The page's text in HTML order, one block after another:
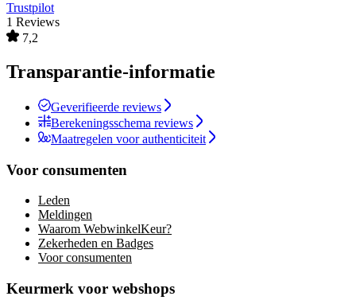
Trustpilot
1 Reviews
7,2
Transparantie-informatie
Geverifieerde reviews
Berekeningsschema reviews
Maatregelen voor authenticiteit
Voor consumenten
Leden
Meldingen
Waarom WebwinkelKeur?
Zekerheden en Badges
Voor consumenten
Keurmerk voor webshops